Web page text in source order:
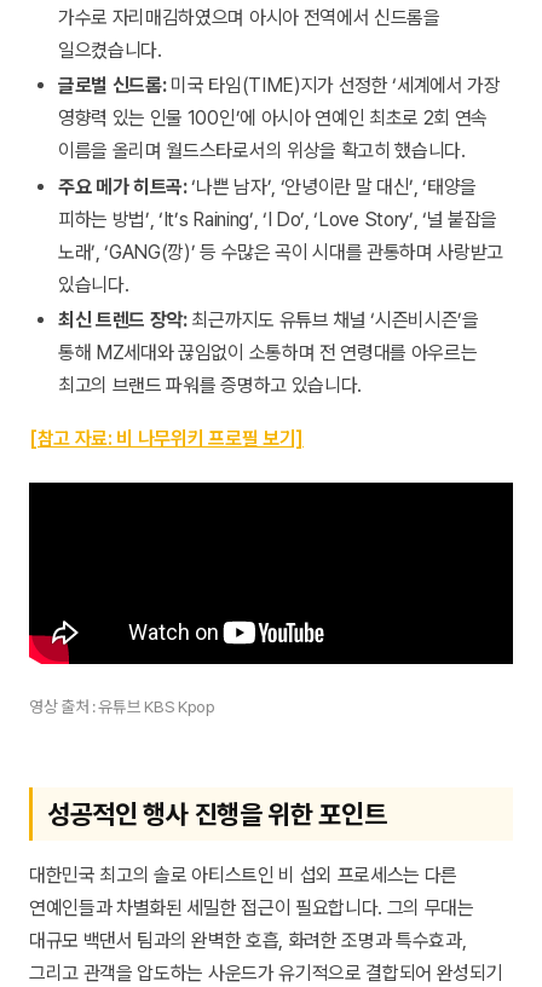
가수로 자리매김하였으며 아시아 전역에서 신드롬을
일으켰습니다.
글로벌 신드롬:미국 타임(TIME)지가 선정한 ‘세계에서 가장
영향력 있는 인물 100인’에 아시아 연예인 최초로 2회 연속
이름을 올리며 월드스타로서의 위상을 확고히 했습니다.
주요 메가 히트곡:‘나쁜 남자’, ‘안녕이란 말 대신’, ‘태양을
피하는 방법’, ‘It’s Raining’, ‘I Do’, ‘Love Story’, ‘널 붙잡을
노래’, ‘GANG(깡)’ 등 수많은 곡이 시대를 관통하며 사랑받고
있습니다.
최신 트렌드 장악:최근까지도 유튜브 채널 ‘시즌비시즌’을
통해 MZ세대와 끊임없이 소통하며 전 연령대를 아우르는
최고의 브랜드 파워를 증명하고 있습니다.
[참고 자료: 비 나무위키 프로필 보기]
영상 출처 : 유튜브 KBS Kpop
성공적인 행사 진행을 위한 포인트
대한민국 최고의 솔로 아티스트인 비 섭외 프로세스는 다른
연예인들과 차별화된 세밀한 접근이 필요합니다. 그의 무대는
대규모 백댄서 팀과의 완벽한 호흡, 화려한 조명과 특수효과,
그리고 관객을 압도하는 사운드가 유기적으로 결합되어 완성되기